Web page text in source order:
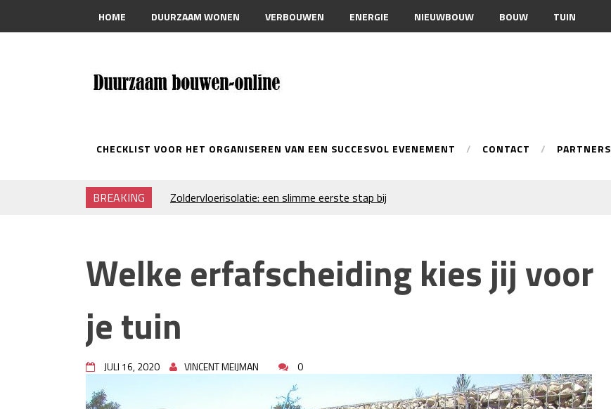
HOME DUURZAAM WONEN VERBOUWEN ENERGIE NIEUWBOUW BOUW TUIN
CHECKLIST VOOR HET ORGANISEREN VAN EEN SUCCESVOL EVENEMENT CONTACT PARTNERS
BREAKING
Zoldervloerisolatie: een slimme eerste stap bij
Hoe draagt je inrichting bij aan je merkimago?
Houtpellets als duurzame verwarmingsoptie
Slimme oplossingen voor lekkages en verstoppingen
Projecten
Woonstijlen die perfect passen bij duurzaam bouwen
Oma weet raadt bij cementsluier: natuurlijke oplossingen
Welke erfafscheiding kies jij voor
je tuin
JULI 16, 2020 VINCENT MEIJMAN 0